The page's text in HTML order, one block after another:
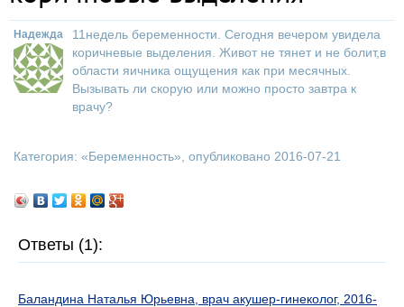
Надежда
11недель беременности. Сегодня вечером увидела
коричневые выделения. Живот не тянет и не болит,в
области яичника ощущения как при месячных.
Вызывать ли скорую или можно просто завтра к
врачу?
Категория: «Беременность», опубликовано 2016-07-21
Ответы (1):
Баландина Наталья Юрьевна, врач акушер-гинеколог, 2016-